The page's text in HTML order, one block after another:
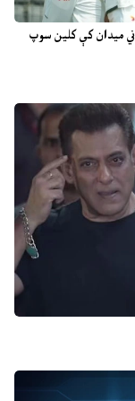
میدان کې کلین سوپ